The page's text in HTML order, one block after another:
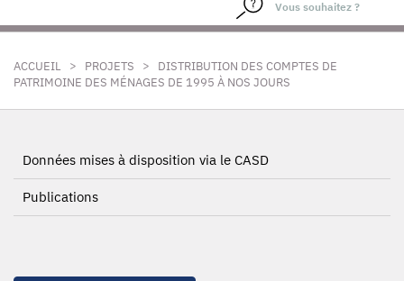
ACCUEIL > PROJETS >
DISTRIBUTION DES COMPTES DE
PATRIMOINE DES MÉNAGES DE 1995 À NOS JOURS
Données mises à disposition via le CASD
Publications